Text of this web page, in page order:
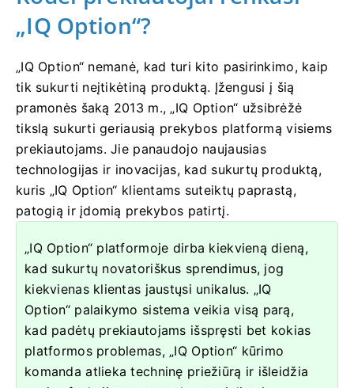
„IQ Option“?
„IQ Option“ nemanė, kad turi kito pasirinkimo, kaip
tik sukurti neįtikėtiną produktą. Įžengusi į šią
pramonės šaką 2013 m., „IQ Option“ užsibrėžė
tikslą sukurti geriausią prekybos platformą visiems
prekiautojams. Jie panaudojo naujausias
technologijas ir inovacijas, kad sukurtų produktą,
kuris „IQ Option“ klientams suteiktų paprastą,
patogią ir įdomią prekybos patirtį.
„IQ Option“ platformoje dirba kiekvieną dieną,
kad sukurtų novatoriškus sprendimus, jog
kiekvienas klientas jaustųsi unikalus. „IQ
Option“ palaikymo sistema veikia visą parą,
kad padėtų prekiautojams išspręsti bet kokias
platformos problemas, „IQ Option“ kūrimo
komanda atlieka techninę priežiūrą ir išleidžia